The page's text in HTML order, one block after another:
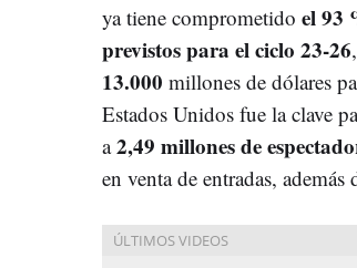
ya tiene comprometido el 93
previstos para el ciclo 23-26
13.000 millones de dólares
Estados Unidos fue la clave
a2,49 millones de
en venta de entradas, además